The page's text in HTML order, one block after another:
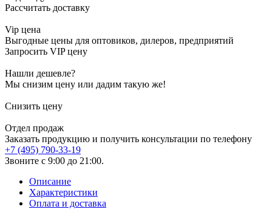
Рассчитать доставку
Vip цена
Выгодные цены для оптовиков, дилеров, предприятий
Запросить VIP цену
Нашли дешевле?
Мы снизим цену или дадим такую же!
Снизить цену
Отдел продаж
Заказать продукцию и получить консультации по телефону
+7 (495) 790-33-19
Звоните с 9:00 до 21:00.
Описание
Характеристики
Оплата и доставка